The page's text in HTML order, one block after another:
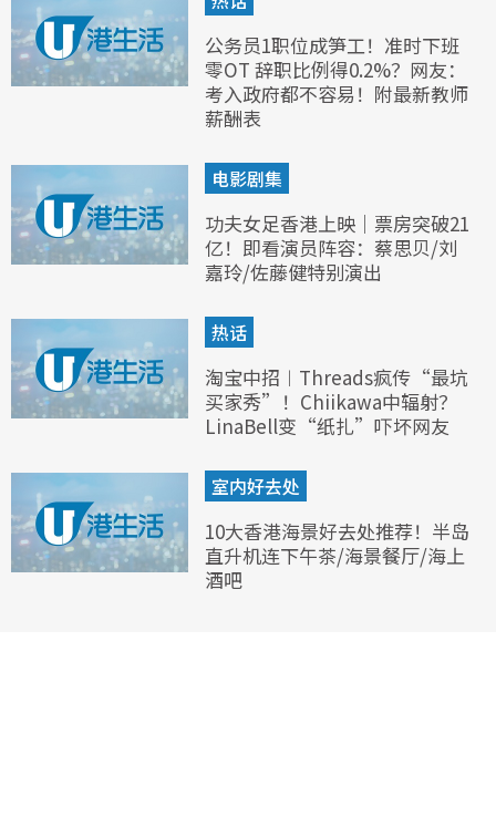
公务员1职位成笋工！准时下班
零OT 辞职比例得0.2%？网友：
考入政府都不容易！附最新教师
薪酬表
电影剧集
功夫女足香港上映｜票房突破21
亿！即看演员阵容：蔡思贝/刘
嘉玲/佐藤健特别演出
热话
淘宝中招︱Threads疯传“最坑
买家秀”！Chiikawa中辐射？
LinaBell变“纸扎”吓坏网友
室内好去处
10大香港海景好去处推荐！半岛
直升机连下午茶/海景餐厅/海上
酒吧